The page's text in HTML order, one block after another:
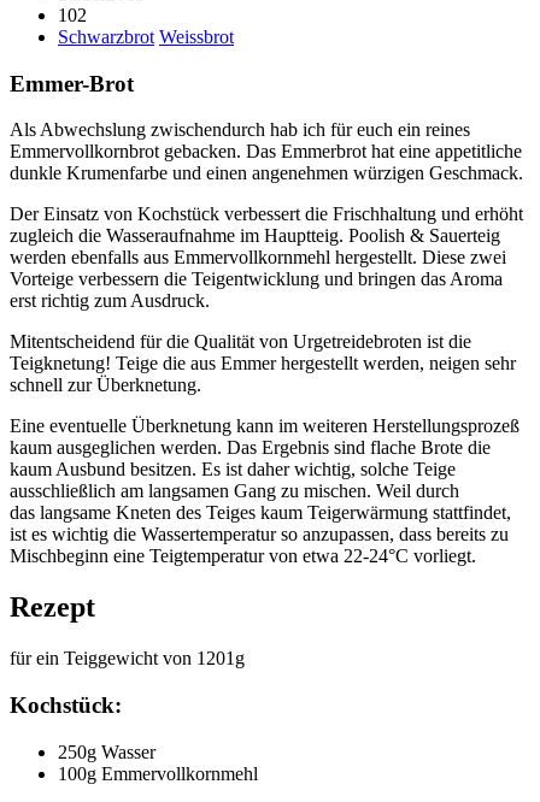
102
Schwarzbrot Weissbrot
Emmer-Brot
Als Abwechslung zwischendurch hab ich für euch ein reines
Emmervollkornbrot gebacken. Das Emmerbrot hat eine appetitliche
dunkle Krumenfarbe und einen angenehmen würzigen Geschmack.
Der Einsatz von Kochstück verbessert die Frischhaltung und erhöht
zugleich die Wasseraufnahme im Hauptteig. Poolish & Sauerteig
werden ebenfalls aus Emmervollkornmehl hergestellt. Diese zwei
Vorteige verbessern die Teigentwicklung und bringen das Aroma
erst richtig zum Ausdruck.
Mitentscheidend für die Qualität von Urgetreidebroten ist die
Teigknetung! Teige die aus Emmer hergestellt werden, neigen sehr
schnell zur Überknetung.
Eine eventuelle Überknetung kann im weiteren Herstellungsprozeß
kaum ausgeglichen werden. Das Ergebnis sind flache Brote die
kaum Ausbund besitzen. Es ist daher wichtig, solche Teige
ausschließlich am langsamen Gang zu mischen. Weil durch
das langsame Kneten des Teiges kaum Teigerwärmung stattfindet,
ist es wichtig die Wassertemperatur so anzupassen, dass bereits zu
Mischbeginn eine Teigtemperatur von etwa 22-24°C vorliegt.
Rezept
für ein Teiggewicht von 1201g
Kochstück:
250g Wasser
100g Emmervollkornmehl